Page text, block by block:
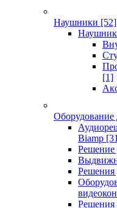
Наушники [52]
[1]
Оборудование
Biamp
Решение
Решения
Решения